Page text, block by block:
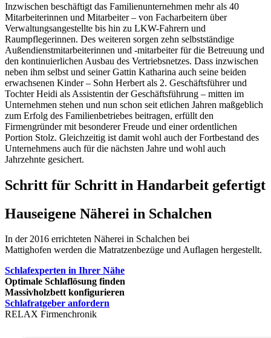
Inzwischen beschäftigt das Familienunternehmen mehr als 40
Mitarbeiterinnen und Mitarbeiter – von Facharbeitern über
Verwaltungsangestellte bis hin zu LKW-Fahrern und
Raumpflegerinnen. Des weiteren sorgen zehn selbstständige
Außendienstmitarbeiterinnen und -mitarbeiter für die Betreuung und
den kontinuierlichen Ausbau des Vertriebsnetzes. Dass inzwischen
neben ihm selbst und seiner Gattin Katharina auch seine beiden
erwachsenen Kinder – Sohn Herbert als 2. Geschäftsführer und
Tochter Heidi als Assistentin der Geschäftsführung – mitten im
Unternehmen stehen und nun schon seit etlichen Jahren maßgeblich
zum Erfolg des Familienbetriebes beitragen, erfüllt den
Firmengründer mit besonderer Freude und einer ordentlichen
Portion Stolz. Gleichzeitig ist damit wohl auch der Fortbestand des
Unternehmens auch für die nächsten Jahre und wohl auch
Jahrzehnte gesichert.
Schritt für Schritt in Handarbeit gefertigt
Hauseigene Näherei in Schalchen
In der 2016 errichteten Näherei in Schalchen bei
Mattighofen werden die Matratzenbezüge und Auflagen hergestellt.
Schlafexperten in Ihrer Nähe
Optimale Schlaflösung finden
Massivholzbett konfigurieren
Schlafratgeber anfordern
RELAX Firmenchronik